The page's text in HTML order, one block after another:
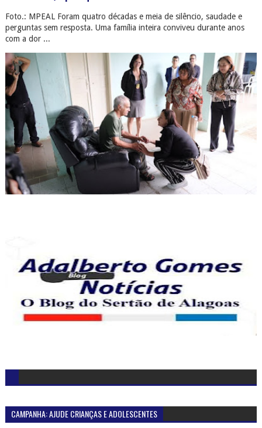
Foto.: MPEAL Foram quatro décadas e meia de silêncio, saudade e
perguntas sem resposta. Uma família inteira conviveu durante anos
com a dor ...
CAMPANHA: AJUDE CRIANÇAS E ADOLESCENTES